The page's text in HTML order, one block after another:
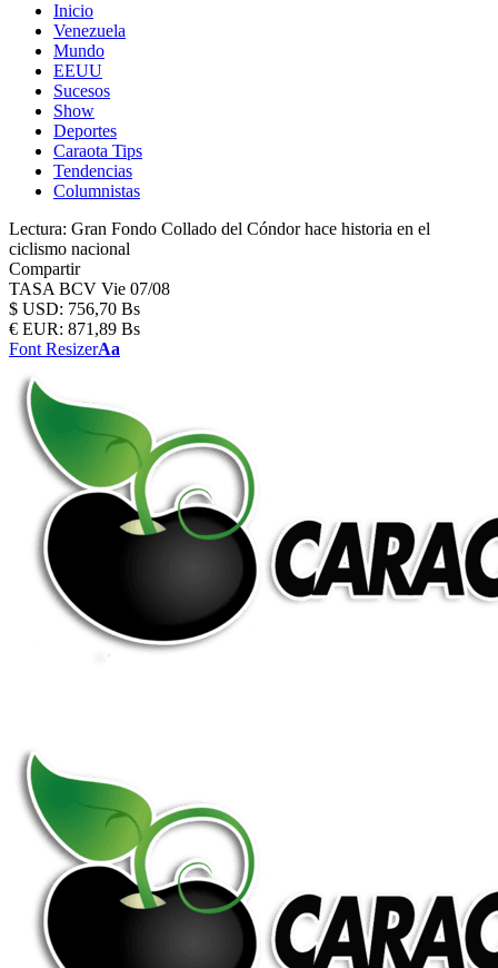
Inicio
Venezuela
Mundo
EEUU
Sucesos
Show
Deportes
Caraota Tips
Tendencias
Columnistas
Lectura: Gran Fondo Collado del Cóndor hace historia en el
ciclismo nacional
Compartir
TASA BCV Vie 07/08
$ USD: 756,70 Bs
€ EUR: 871,89 Bs
Font ResizerAa